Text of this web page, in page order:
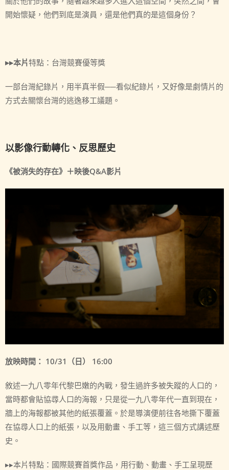
開始懷疑，他們到底是演員，還是他們真的是這個身份？
▸▸本片特點：台灣競賽優等獎
一部台灣紀錄片，用半真半假──看似紀錄片，又好像是劇情片的
方式去關懷台灣的逃逸移工議題。
以影像行動轉化、反思歷史
《被消失的存在》＋映後Q&A影片
放映時間： 10/31（日） 16:00
敘述一九八零年代黎巴嫩的內戰，發生過許多被失蹤的人口的，
當時都會貼協尋人口的海報，只是從一九八零年代一直到現在，
牆上的海報都被其他的紙張覆蓋。於是導演便前往各地撕下覆蓋
在協尋人口上的紙張，以及用動畫、手工等，這三個方式講述歷
史。
▸▸本片特點：國際競賽首獎作品，用行動、動畫、手工呈現歷